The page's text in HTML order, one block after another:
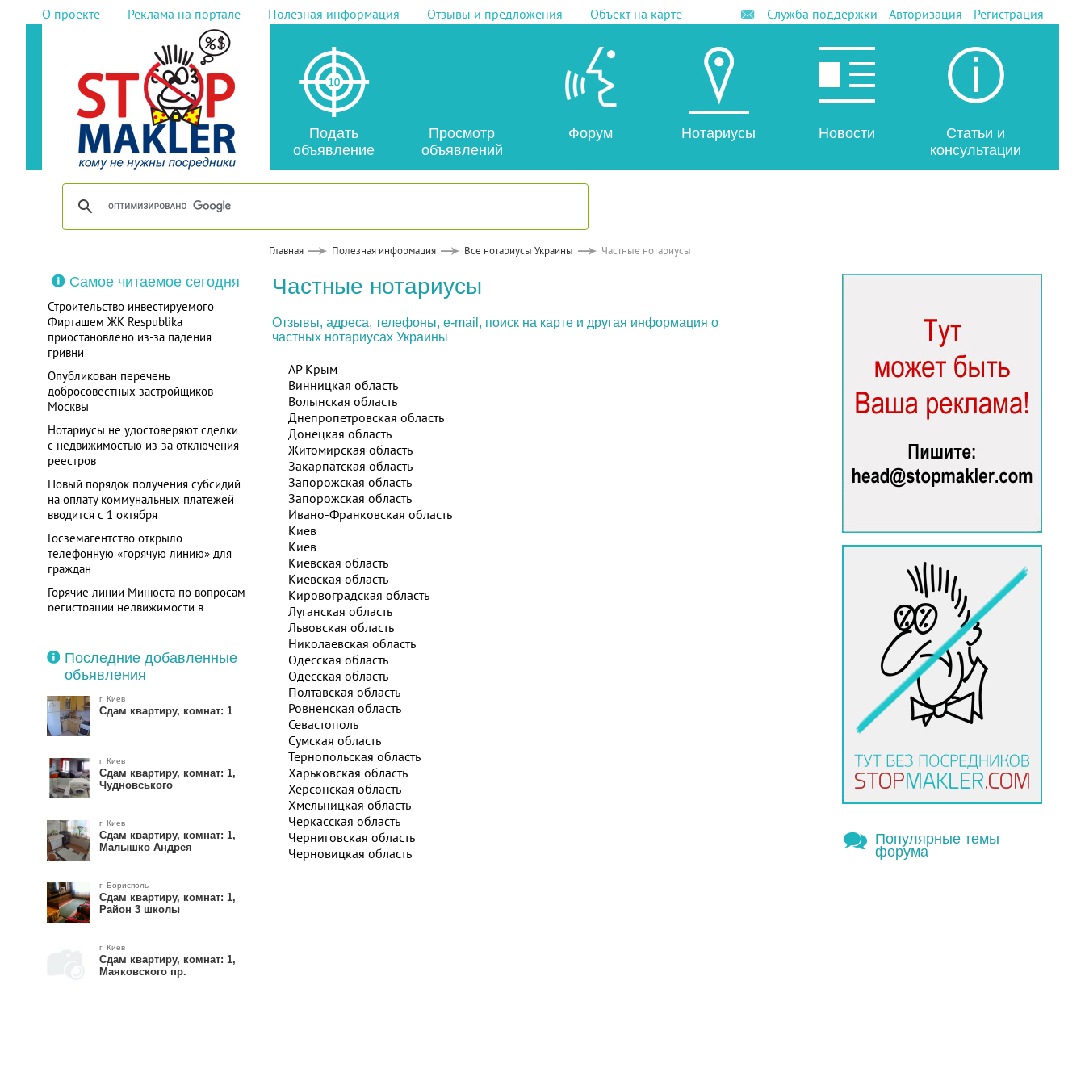
О проекте Реклама на портале Полезная информация Отзывы и предложения Объект на карте Служба поддержки Авторизация Регистрация
Подать
объявление
Просмотр
объявлений
Форум Нотариусы Новости
Статьи и
консультации
Главная Полезная информация Все нотариусы Украины Частные нотариусы
Самое читаемое сегодня
Строительство инвестируемого
Фирташем ЖК Respublika
приостановлено из-за падения
гривни
Опубликован перечень
добросовестных застройщиков
Москвы
Нотариусы не удостоверяют сделки
с недвижимостью из-за отключения
реестров
Новый порядок получения субсидий
на оплату коммунальных платежей
вводится с 1 октября
Госземагентство открыло
телефонную «горячую линию» для
граждан
Горячие линии Минюста по вопросам
регистрации недвижимости в
Последние добавленные
объявления
г. Киев
Сдам квартиру, комнат: 1
г. Киев
Сдам квартиру, комнат: 1,
Чудновського
г. Киев
Сдам квартиру, комнат: 1,
Малышко Андрея
г. Борисполь
Сдам квартиру, комнат: 1,
Район 3 школы
г. Киев
Сдам квартиру, комнат: 1,
Маяковского пр.
Частные нотариусы
Отзывы, адреса, телефоны, e-mail, поиск на карте и другая информация о
частных нотариусах Украины
АР Крым
Винницкая область
Волынская область
Днепропетровская область
Донецкая область
Житомирская область
Закарпатская область
Запорожская область
Запорожская область
Ивано-Франковская область
Киев
Киев
Киевская область
Киевская область
Кировоградская область
Луганская область
Львовская область
Николаевская область
Одесская область
Одесская область
Полтавская область
Ровненская область
Севастополь
Сумская область
Тернопольская область
Харьковская область
Херсонская область
Хмельницкая область
Черкасская область
Черниговская область
Черновицкая область
Популярные темы
форума